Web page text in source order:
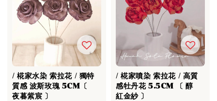
/ 椛家水染 索拉花 / 獨特
質感 波斯玫瑰 5CM〔
夜暮紫宸 〕
/ 椛家噴染 索拉花 / 高質
感牡丹花 5.5CM 〔 醇
紅金紗 〕